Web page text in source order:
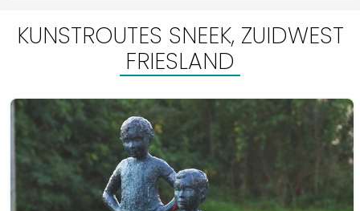
KUNSTROUTES SNEEK, ZUIDWEST
FRIESLAND